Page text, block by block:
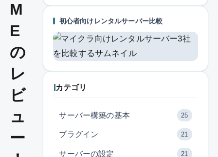
M
E
の
レ
ビ
ュ
ー
初心者向けレンタルサーバー比較
カテゴリ
サーバー構築の基本 25
プラグイン 21
サーバーの設定 21